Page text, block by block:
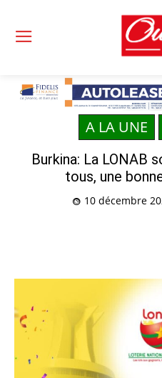
A LA UNE
Burkina: La LONAB
tous, une
10 décembre